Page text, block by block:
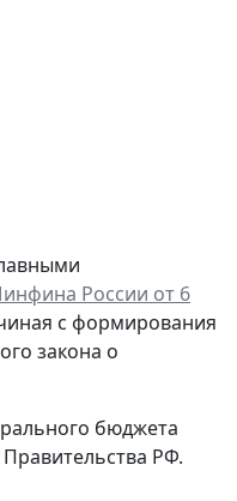
России от 6
с формирования
закона о
бюджета
РФ.